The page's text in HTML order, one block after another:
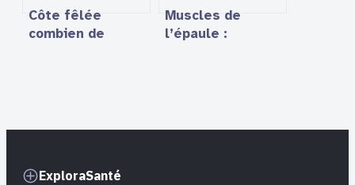
Côte fêlée
combien de
Muscles de
l’épaule :
ExploraSanté